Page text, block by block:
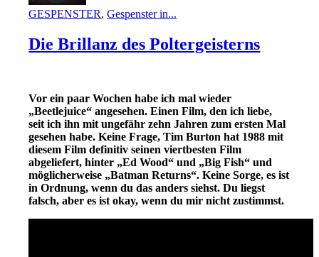
GESPENSTER,Gespenster in...
Die Brillanz des Poltergeisterns
Vor ein paar Wochen habe ich mal wieder
„Beetlejuice“ angesehen. Einen Film, den ich liebe,
seit ich ihn mit ungefähr zehn Jahren zum ersten Mal
gesehen habe. Keine Frage, Tim Burton hat 1988 mit
diesem Film definitiv seinen viertbesten Film
abgeliefert, hinter „Ed Wood“ und „Big Fish“ und
möglicherweise „Batman Returns“. Keine Sorge, es ist
in Ordnung, wenn du das anders siehst. Du liegst
falsch, aber es ist okay, wenn du mir nicht zustimmst.